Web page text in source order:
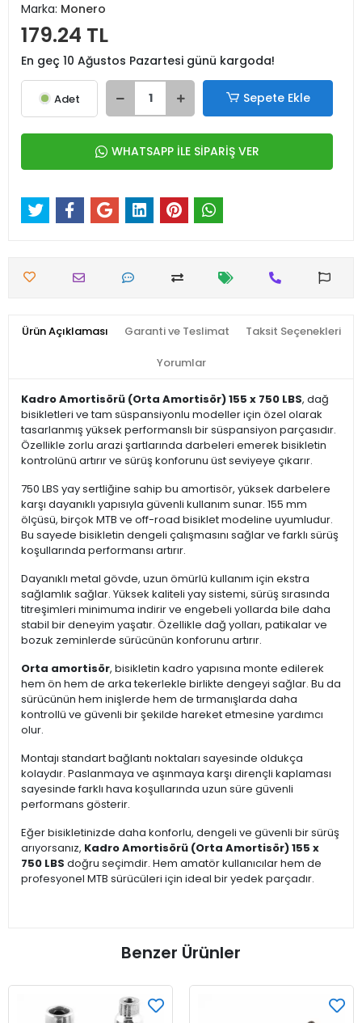
Marka: Monero
179.24 TL
En geç 10 Ağustos Pazartesi günü kargoda!
Adet Sepete Ekle
WHATSAPP İLE SİPARİŞ VER
Ürün Açıklaması Garanti ve Teslimat Taksit Seçenekleri
Yorumlar
Kadro Amortisörü (Orta Amortisör) 155 x 750 LBS, dağ
bisikletleri ve tam süspansiyonlu modeller için özel olarak
tasarlanmış yüksek performanslı bir süspansiyon parçasıdır.
Özellikle zorlu arazi şartlarında darbeleri emerek bisikletin
kontrolünü artırır ve sürüş konforunu üst seviyeye çıkarır.
750 LBS yay sertliğine sahip bu amortisör, yüksek darbelere
karşı dayanıklı yapısıyla güvenli kullanım sunar. 155 mm
ölçüsü, birçok MTB ve off-road bisiklet modeline uyumludur.
Bu sayede bisikletin dengeli çalışmasını sağlar ve farklı sürüş
koşullarında performansı artırır.
Dayanıklı metal gövde, uzun ömürlü kullanım için ekstra
sağlamlık sağlar. Yüksek kaliteli yay sistemi, sürüş sırasında
titreşimleri minimuma indirir ve engebeli yollarda bile daha
stabil bir deneyim yaşatır. Özellikle dağ yolları, patikalar ve
bozuk zeminlerde sürücünün konforunu artırır.
Orta amortisör, bisikletin kadro yapısına monte edilerek
hem ön hem de arka tekerlekle birlikte dengeyi sağlar. Bu da
sürücünün hem inişlerde hem de tırmanışlarda daha
kontrollü ve güvenli bir şekilde hareket etmesine yardımcı
olur.
Montajı standart bağlantı noktaları sayesinde oldukça
kolaydır. Paslanmaya ve aşınmaya karşı dirençli kaplaması
sayesinde farklı hava koşullarında uzun süre güvenli
performans gösterir.
Eğer bisikletinizde daha konforlu, dengeli ve güvenli bir sürüş
arıyorsanız, Kadro Amortisörü (Orta Amortisör) 155 x
750 LBS doğru seçimdir. Hem amatör kullanıcılar hem de
profesyonel MTB sürücüleri için ideal bir yedek parçadır.
Benzer Ürünler